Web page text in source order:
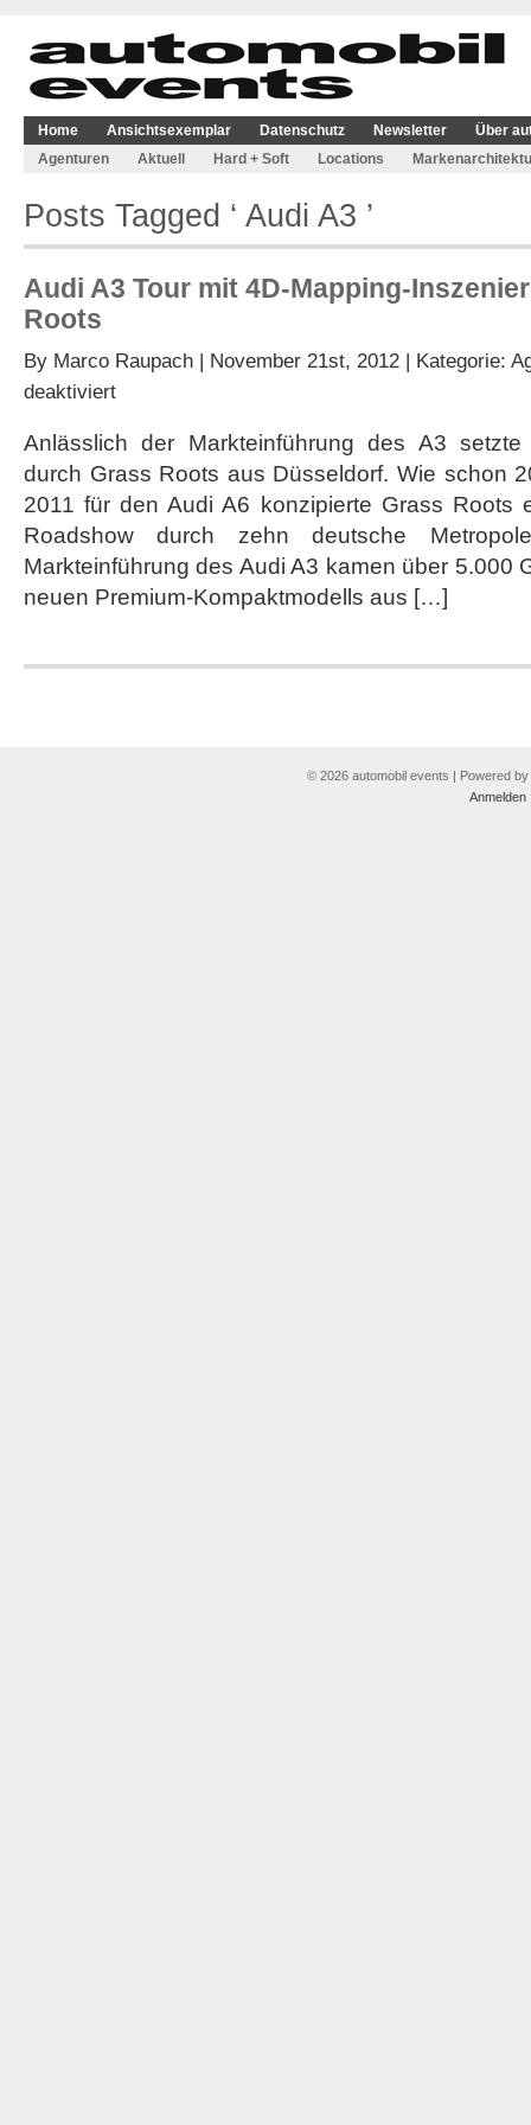
Home Ansichtsexemplar Datenschutz Newsletter
Über
Agenturen
Aktuell Hard + Soft Locations
Posts Tagged ‘ Audi A3 ’
Audi A3 Tour mit 4D-Mapping-
Roots
By Marco Raupach | November 21st, 2012 | Kategorie:
deaktiviertfür
Tour
mit
Mapping-
Inszenierung
von
Grass
Roots
Anlässlich der Markteinführung des A3
durch Grass Roots aus Düsseldorf. Wie schon
2011 für den Audi A6 konzipierte Grass Roots
Roadshow durch zehn deutsche
Markteinführung des Audi A3 kamen über 5.000
neuen Premium-Kompaktmodells aus […]
© 2026 automobil events | Powered by
Anmelden|